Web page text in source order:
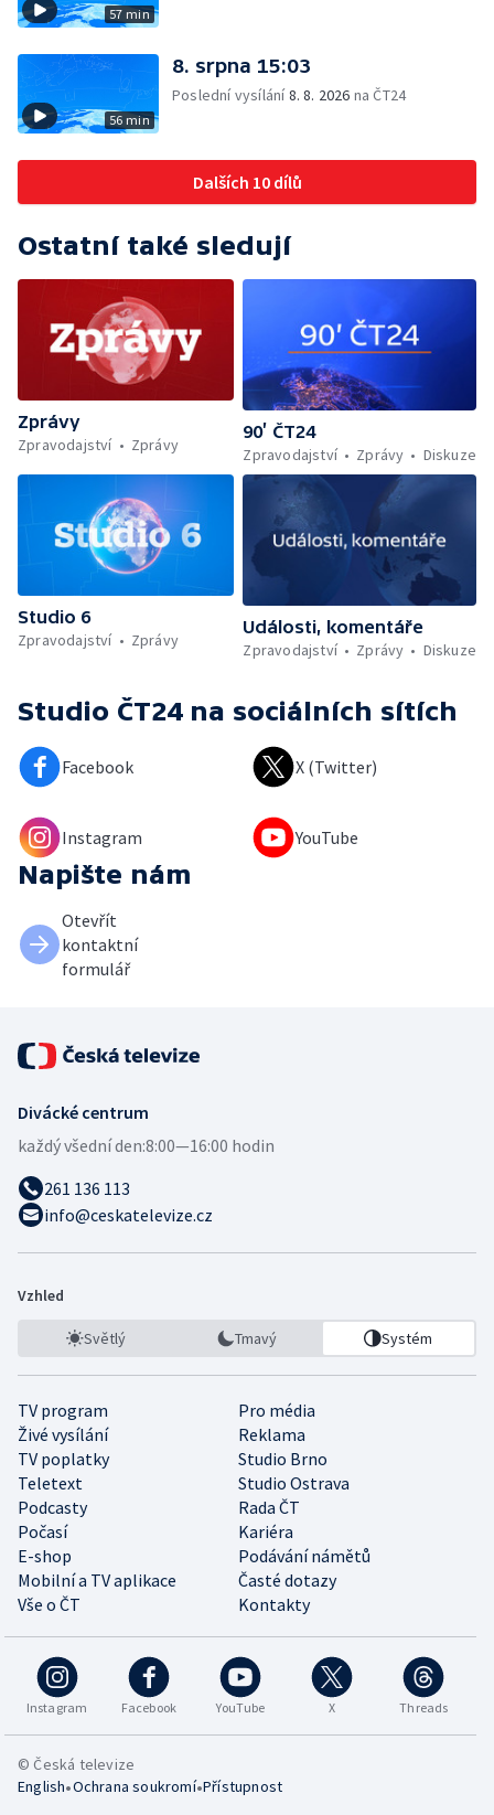
57 min
56 min
8. srpna 15:03
Poslední vysílání8. 8. 2026 na ČT24
Dalších 10 dílů
Ostatní také sledují
Zprávy
Zpravodajství
Zprávy
90’ ČT24
Zpravodajství
Zprávy Diskuze
Studio 6
Zpravodajství
Zprávy
Události, komentáře
Zpravodajství
Zprávy Diskuze
Studio ČT24 na sociálních sítích
Facebook X (Twitter)
Instagram YouTube
Napište nám
Otevřít
kontaktní
formulář
Divácké centrum
každý všední den:8:00—16:00 hodin
261 136 113
info@ceskatelevize.cz
Vzhled
Světlý Tmavý Systém
TV program
Pro média
Živé vysílání
Reklama
TV poplatky
Studio Brno
Teletext
Studio Ostrava
Podcasty
Rada ČT
Počasí
Kariéra
E-shop
Podávání námětů
Mobilní a TV aplikace
Časté dotazy
Vše o ČT
Kontakty
Instagram Facebook YouTube X Threads
© Česká televize
English•Ochrana soukromí•Přístupnost